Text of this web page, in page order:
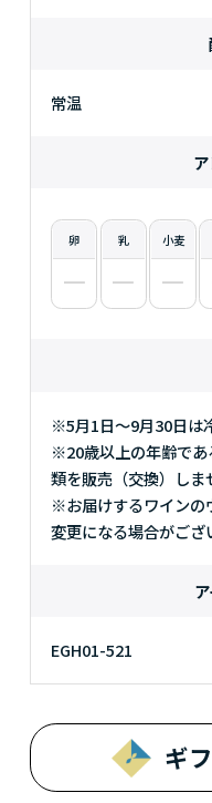
常温
卵 乳 小麦
※5月1日～9月30日は
※20歳以上の年齢であ
類を販売（交換）しま
※お届けするワインの
変更になる場合がござ
EGH01-521
ギ